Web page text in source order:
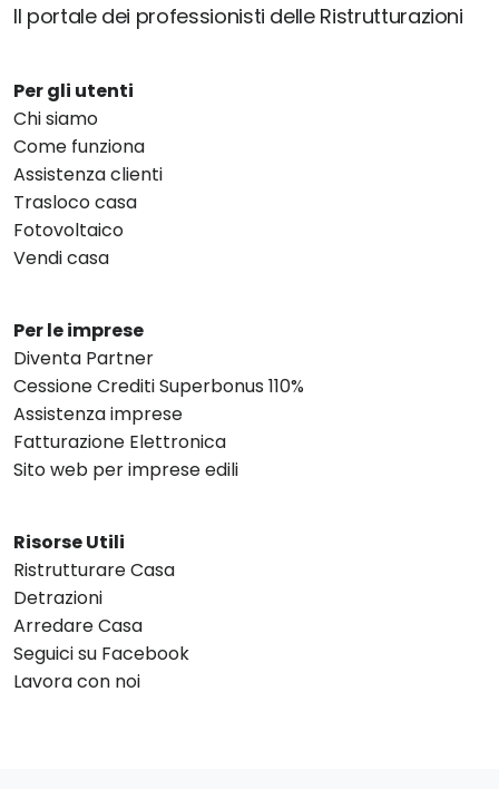
Il portale dei professionisti delle Ristrutturazioni
Per gli utenti
Chi siamo
Come funziona
Assistenza clienti
Trasloco casa
Fotovoltaico
Vendi casa
Per le imprese
Diventa Partner
Cessione Crediti Superbonus 110%
Assistenza imprese
Fatturazione Elettronica
Sito web per imprese edili
Risorse Utili
Ristrutturare Casa
Detrazioni
Arredare Casa
Seguici su Facebook
Lavora con noi